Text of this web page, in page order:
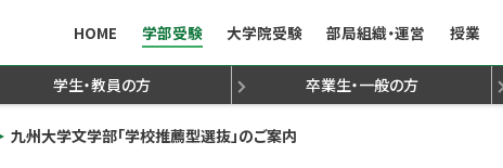
HOME 学部受験
ンキャンパス 学生受け入れ方針 3年次編入学試験について
大学院受験
学試験について 学生受け入れ方針
部局組織・運営
と概要
沿革 組織構成
授業
授業の履修方法 TA/RA 行事予定表・授業日程
奨学金・謝金 諸手続き 九州大学文学部文友会
文 研究活動 専門研究員・学振研究
調査士 認定心理士 就職支援／就職状況（学部・学府）
学生・教員の方 卒業生・一般の方
九州大学文学部「学校推薦型選抜」のご案内